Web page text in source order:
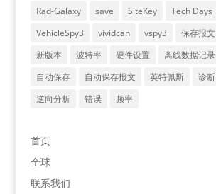
Rad-Galaxy
save SiteKey Tech Days
VehicleSpy3
vividcan vspy3 保存报文
新版本
波特率 硬件设置 离线数据记录
自动保存
自动保存报文 英特佩斯 诊断
逆向分析
错误 频率
首页
全球
联系我们